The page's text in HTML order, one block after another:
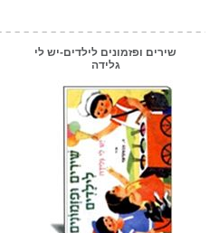
שירים ופזמונים לילדים-יש לי
גלידה